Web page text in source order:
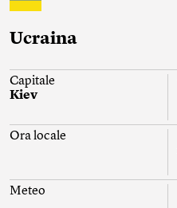
Ucraina
Capitale
Kiev
Ora locale
Meteo